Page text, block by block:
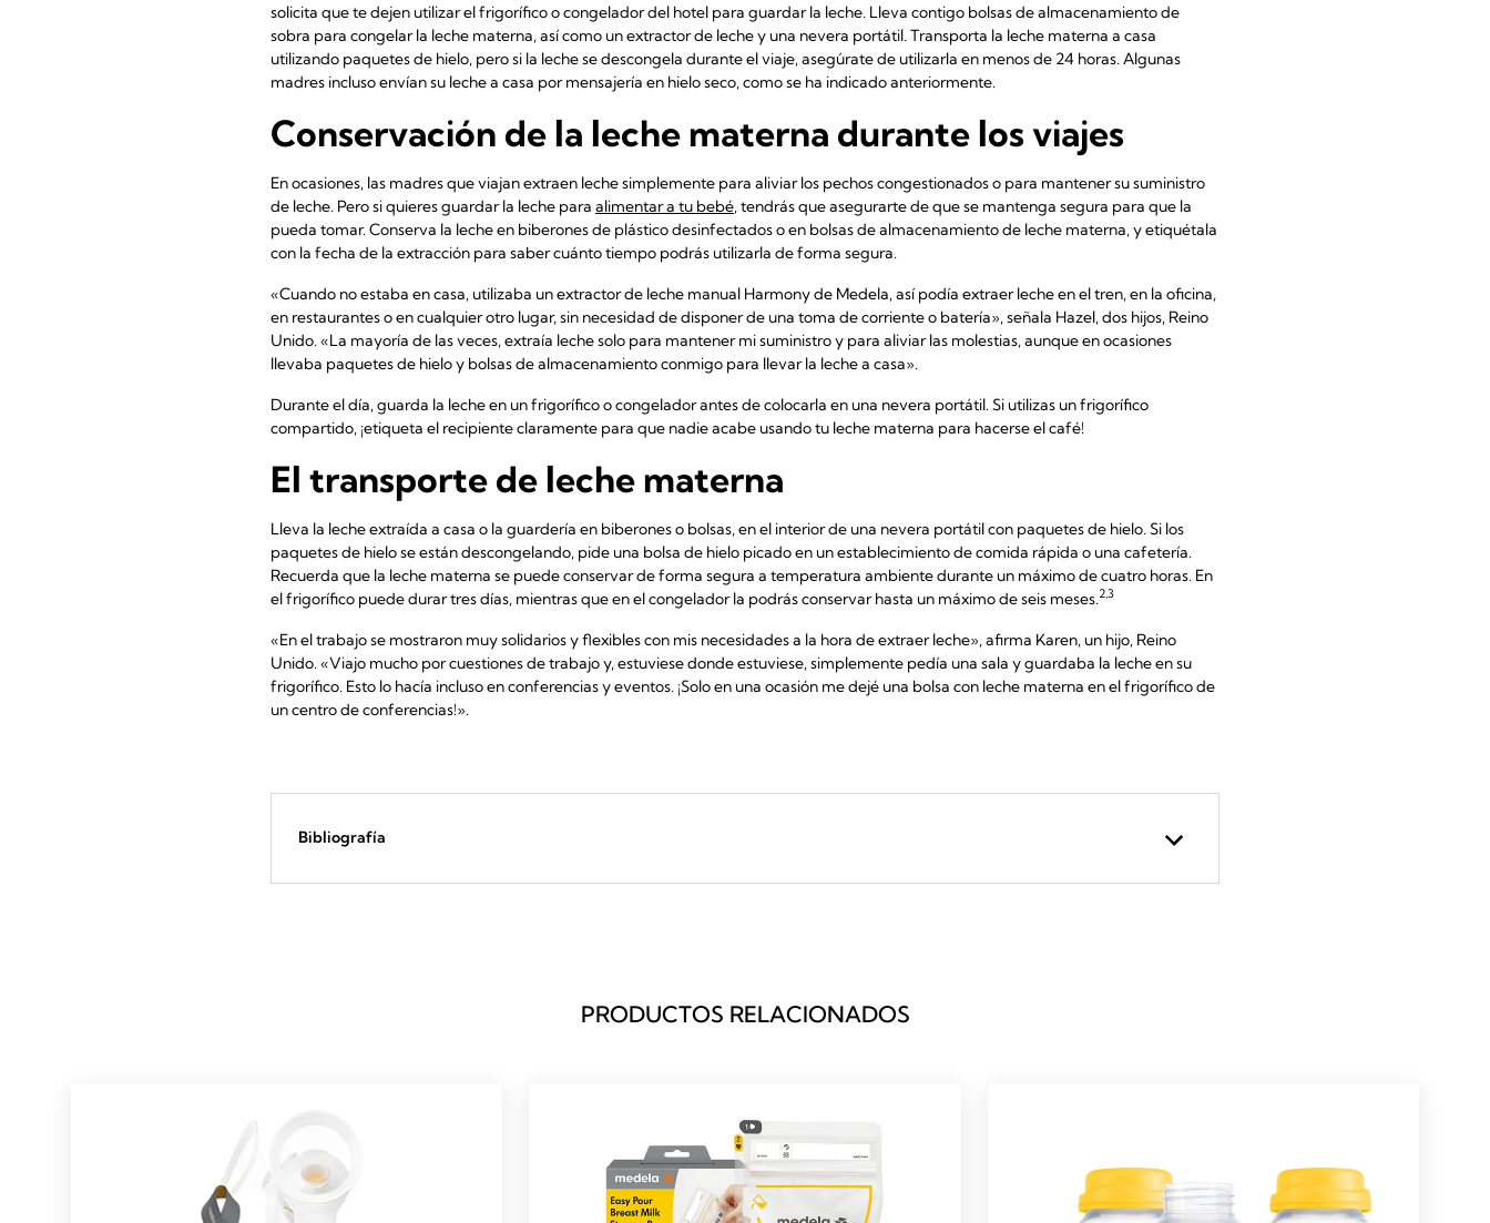
solicita que te dejen utilizar el frigorífico o congelador del hotel para guardar la leche. Lleva contigo bolsas de almacenamiento de
sobra para congelar la leche materna, así como un extractor de leche y una nevera portátil. Transporta la leche materna a casa
utilizando paquetes de hielo, pero si la leche se descongela durante el viaje, asegúrate de utilizarla en menos de 24 horas. Algunas
madres incluso envían su leche a casa por mensajería en hielo seco, como se ha indicado anteriormente.
Conservación de la leche materna durante los viajes
En ocasiones, las madres que viajan extraen leche simplemente para aliviar los pechos congestionados o para mantener su suministro
de leche. Pero si quieres guardar la leche para alimentar a tu bebé, tendrás que asegurarte de que se mantenga segura para que la
pueda tomar. Conserva la leche en biberones de plástico desinfectados o en bolsas de almacenamiento de leche materna, y etiquétala
con la fecha de la extracción para saber cuánto tiempo podrás utilizarla de forma segura.
«Cuando no estaba en casa, utilizaba un extractor de leche manual Harmony de Medela, así podía extraer leche en el tren, en la oficina,
en restaurantes o en cualquier otro lugar, sin necesidad de disponer de una toma de corriente o batería», señala Hazel, dos hijos, Reino
Unido. «La mayoría de las veces, extraía leche solo para mantener mi suministro y para aliviar las molestias, aunque en ocasiones
llevaba paquetes de hielo y bolsas de almacenamiento conmigo para llevar la leche a casa».
Durante el día, guarda la leche en un frigorífico o congelador antes de colocarla en una nevera portátil. Si utilizas un frigorífico
compartido, ¡etiqueta el recipiente claramente para que nadie acabe usando tu leche materna para hacerse el café!
El transporte de leche materna
Lleva la leche extraída a casa o la guardería en biberones o bolsas, en el interior de una nevera portátil con paquetes de hielo. Si los
paquetes de hielo se están descongelando, pide una bolsa de hielo picado en un establecimiento de comida rápida o una cafetería.
Recuerda que la leche materna se puede conservar de forma segura a temperatura ambiente durante un máximo de cuatro horas. En
el frigorífico puede durar tres días, mientras que en el congelador la podrás conservar hasta un máximo de seis meses.2,3
«En el trabajo se mostraron muy solidarios y flexibles con mis necesidades a la hora de extraer leche», afirma Karen, un hijo, Reino
Unido. «Viajo mucho por cuestiones de trabajo y, estuviese donde estuviese, simplemente pedía una sala y guardaba la leche en su
frigorífico. Esto lo hacía incluso en conferencias y eventos. ¡Solo en una ocasión me dejé una bolsa con leche materna en el frigorífico de
un centro de conferencias!».
Bibliografía
PRODUCTOS RELACIONADOS